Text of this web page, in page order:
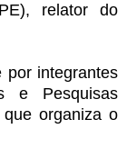
relator do
por integrantes
e Pesquisas
que organiza o